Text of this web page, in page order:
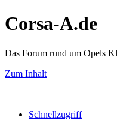
Corsa-A.de
Das Forum rund um Opels
Zum Inhalt
Schnellzugriff